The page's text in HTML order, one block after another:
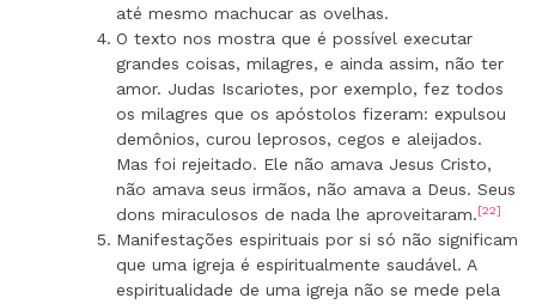
até mesmo machucar as ovelhas.
O texto nos mostra que é possível executar
grandes coisas, milagres, e ainda assim, não ter
amor. Judas Iscariotes, por exemplo, fez todos
os milagres que os apóstolos fizeram: expulsou
demônios, curou leprosos, cegos e aleijados.
Mas foi rejeitado. Ele não amava Jesus Cristo,
não amava seus irmãos, não amava a Deus. Seus
dons miraculosos de nada lhe aproveitaram.[22]
Manifestações espirituais por si só não significam
que uma igreja é espiritualmente saudável. A
espiritualidade de uma igreja não se mede pela